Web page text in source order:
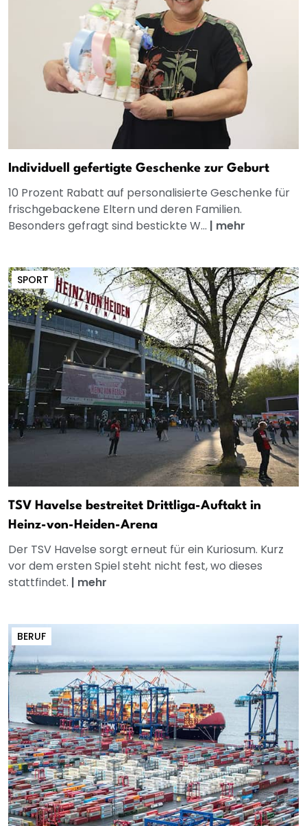
Individuell gefertigte Geschenke zur Geburt
10 Prozent Rabatt auf personalisierte Geschenke für
frischgebackene Eltern und deren Familien.
Besonders gefragt sind bestickte W... | mehr
SPORT
TSV Havelse bestreitet Drittliga-Auftakt in
Heinz-von-Heiden-Arena
Der TSV Havelse sorgt erneut für ein Kuriosum. Kurz
vor dem ersten Spiel steht nicht fest, wo dieses
stattfindet. | mehr
BERUF